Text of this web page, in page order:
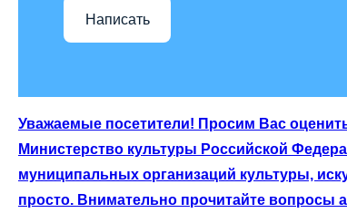
Написать
Уважаемые посетители! Просим Вас
Министерство культуры Российской
муниципальных организаций культуры,
просто. Внимательно прочитайте вопросы